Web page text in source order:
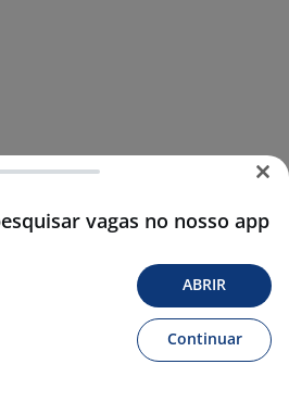
vagas no nosso app
ABRIR
Continuar